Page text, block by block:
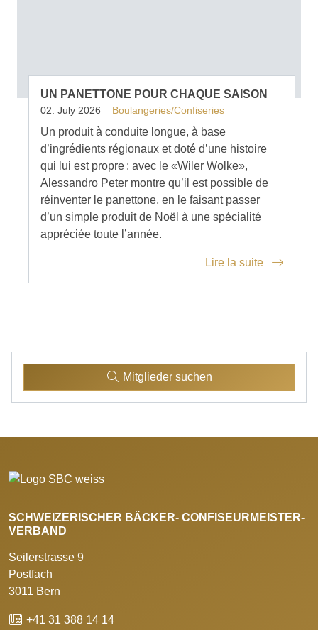
UN PANETTONE POUR CHAQUE SAISON
02. July 2026 Boulangeries/Confiseries
Un produit à conduite longue, à base
d’ingrédients régionaux et doté d’une histoire
qui lui est propre : avec le «Wiler Wolke»,
Alessandro Peter montre qu’il est possible de
réinventer le panettone, en le faisant passer
d’un simple produit de Noël à une spécialité
appréciée toute l’année.
Lire la suite
Mitglieder suchen
SCHWEIZERISCHER BÄCKER- CONFISEURMEISTER-
VERBAND
Seilerstrasse 9
Postfach
3011 Bern
+41 31 388 14 14